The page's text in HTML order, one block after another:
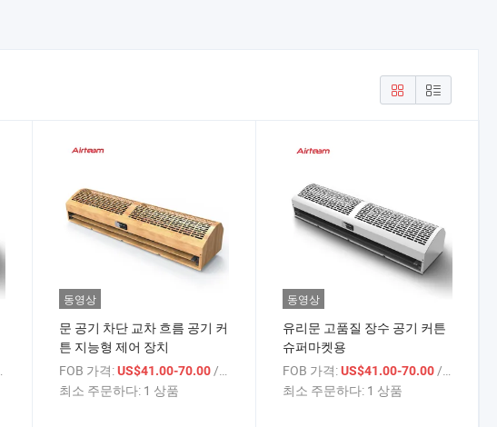
동영상
문 공기 차단 교차 흐름 공기 커
튼 지능형 제어 장치
FOB 가격: US$41.00-70.00/ 상품
최소 주문하다: 1 상품
동영상
유리문 고품질 장수 공기 커튼
슈퍼마켓용
FOB 가격: US$41.00-70.00/ 상품
최소 주문하다: 1 상품